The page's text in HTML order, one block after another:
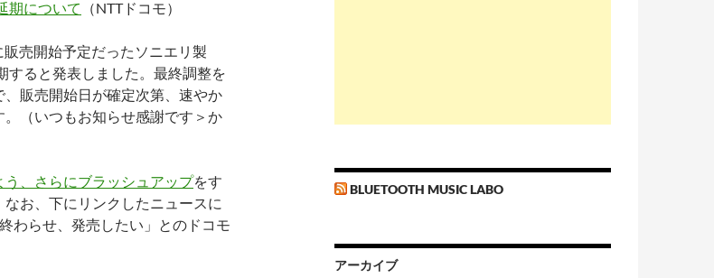
期について （NTTドコモ）
売開始予定だったソニエリ製
すると発表しました。最終調整を
販売開始日が確定次第、速やか
（いつもお知らせ感謝です＞か
、さらにブラッシュアップをす
お、下にリンクしたニュースに
わらせ、発売したい」とのドコモ
BLUETOOTH MUSIC LABO
アーカイブ